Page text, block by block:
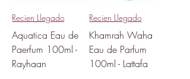
Recien Llegado
Aquatica Eau de
Paerfum 100ml -
Rayhaan
Recien Llegado
Khamrah Waha
Eau de Parfum
100ml - Lattafa